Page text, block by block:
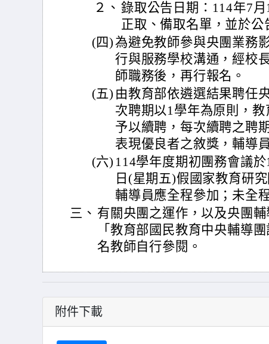
２、 錄取公告日期：114年7
正取、備取名單，並於公
(四)為避免教師參與央團業務
行與服務學校溝通，經校
師職務後，再行報名。
(五) 由教育部依遴選結果聘任
次聘期以1學年為原則，
予以續聘，每次續聘之聘
表現優良者之敘獎，輔導
(六) 114學年度期初團務會議
日(星期五)假國家教育研
輔導員應全程參加；未全
三、 有關央團之運作，以及央團
「教育部國民教育中央輔導
名教師自行參閱。
附件下載